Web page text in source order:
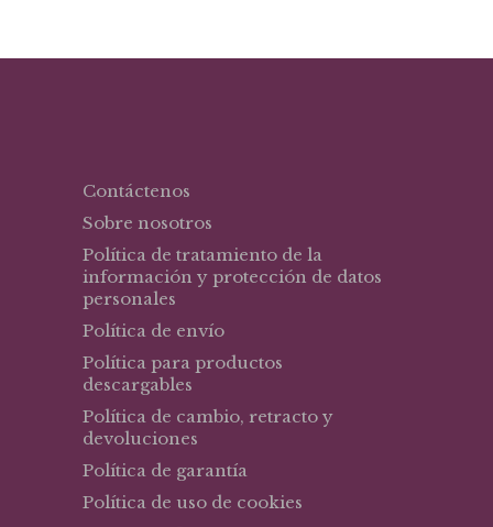
Contáctenos
Sobre nosotros
Política de tratamiento de la
información y protección de datos
personales
Política de envío
Política para productos
descargables
Política de cambio, retracto y
devoluciones
Política de garantía
Política de uso de cookies